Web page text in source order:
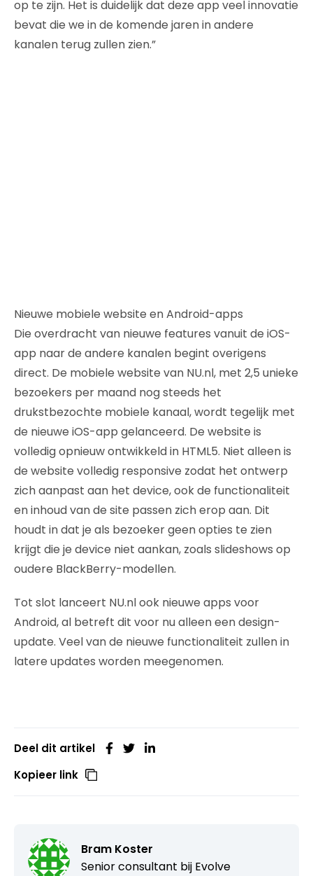
op te zijn. Het is duidelijk dat deze app veel innovatie
bevat die we in de komende jaren in andere
kanalen terug zullen zien.”
Nieuwe mobiele website en Android-apps
Die overdracht van nieuwe features vanuit de iOS-
app naar de andere kanalen begint overigens
direct. De mobiele website van NU.nl, met 2,5 unieke
bezoekers per maand nog steeds het
drukstbezochte mobiele kanaal, wordt tegelijk met
de nieuwe iOS-app gelanceerd. De website is
volledig opnieuw ontwikkeld in HTML5. Niet alleen is
de website volledig responsive zodat het ontwerp
zich aanpast aan het device, ook de functionaliteit
en inhoud van de site passen zich erop aan. Dit
houdt in dat je als bezoeker geen opties te zien
krijgt die je device niet aankan, zoals slideshows op
oudere BlackBerry-modellen.
Tot slot lanceert NU.nl ook nieuwe apps voor
Android, al betreft dit voor nu alleen een design-
update. Veel van de nieuwe functionaliteit zullen in
latere updates worden meegenomen.
Deel dit artikel
Kopieer link
Bram Koster
Senior consultant bij Evolve